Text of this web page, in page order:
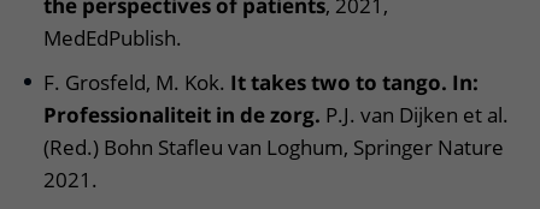
the perspectives of patients, 2021,
MedEdPublish.
F. Grosfeld, M. Kok. It takes two to tango. In:
Professionaliteit in de zorg. P.J. van Dijken et al.
(Red.) Bohn Stafleu van Loghum, Springer Nature
2021.